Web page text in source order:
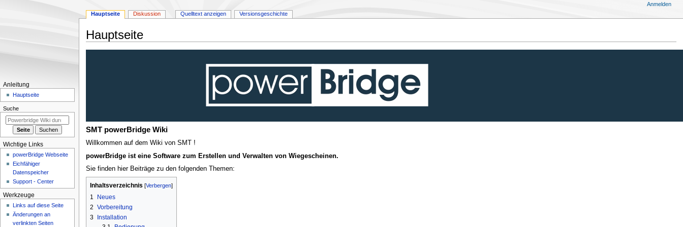
Hauptseite
SMT powerBridge Wiki
Willkommen auf dem Wiki von SMT !
powerBridge ist eine Software zum Erstellen und Verwalten von Wiegescheinen.
Sie finden hier Beiträge zu den folgenden Themen:
Inhaltsverzeichnis
1
Neues
2 Vorbereitung
3
Installation
N
v
a
n
s
m
Hauptseite Diskussion Quelltext anzeigen Versionsgeschichte
Anmelden
Anleitung
Hauptseite
Suche
Wichtige Links
powerBridge Webseite
Eichfähiger
Datenspeicher
Support - Center
Werkzeuge
Links auf diese Seite
Änderungen an
verlinkten Seiten